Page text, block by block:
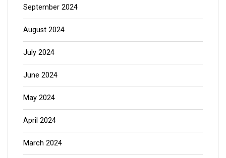
September 2024
August 2024
July 2024
June 2024
May 2024
April 2024
March 2024